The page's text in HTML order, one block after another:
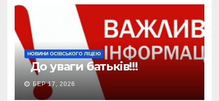
НОВИНИ ОСІВСЬКОГО ЛІЦЕЮ
До уваги батьків!!!
БЕР 17, 2026